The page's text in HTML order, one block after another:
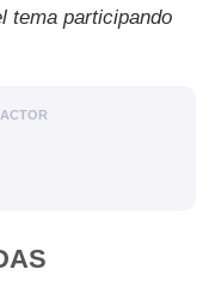
tema participando